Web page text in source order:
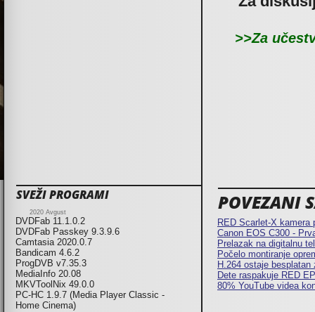
SVEŽI PROGRAMI
2020 Avgust
DVDFab 11.1.0.2
DVDFab Passkey 9.3.9.6
Camtasia 2020.0.7
Bandicam 4.6.2
ProgDVB v7.35.3
MediaInfo 20.08
MKVToolNix 49.0.0
PC-HC 1.9.7 (Media Player Classic -
Home Cinema)
>>Za
POVEZANI
RED Scarlet-X kamera
Canon EOS C300 -
Prelazak na digitalnu
Počelo montiranje
H.264 ostaje besplatan
Dete raspakuje RED
80% YouTube videa